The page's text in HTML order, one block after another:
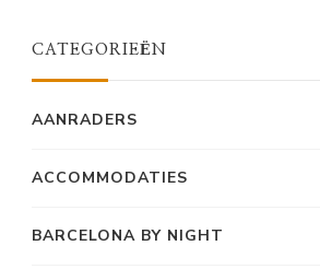
CATEGORIEËN
AANRADERS
ACCOMMODATIES
BARCELONA BY NIGHT